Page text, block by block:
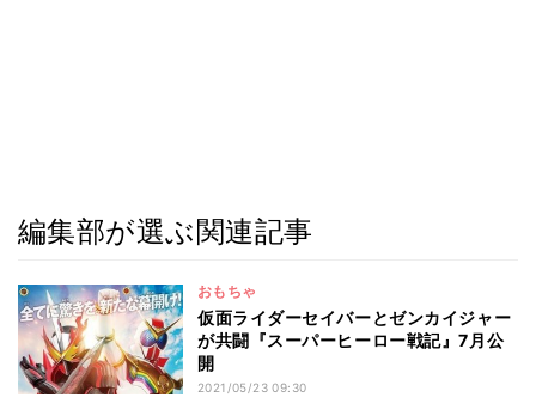
編集部が選ぶ関連記事
おもちゃ
仮面ライダーセイバーとゼンカイジャー
が共闘『スーパーヒーロー戦記』7月公
開
2021/05/23 09:30